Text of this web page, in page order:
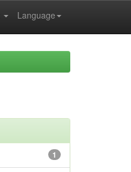
Language
1